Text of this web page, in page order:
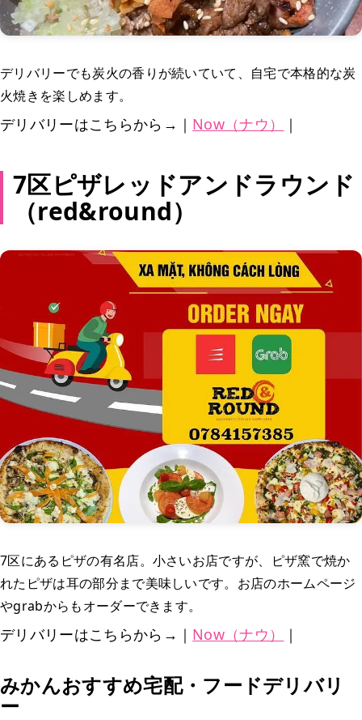
デリバリーでも炭火の香りが続いていて、自宅で本格的な炭
火焼きを楽しめます。
デリバリーはこちらから→｜ Now（ナウ） ｜
7区ピザレッドアンドラウンド
（red&round）
7区にあるピザの有名店。小さいお店ですが、ピザ窯で焼か
れたピザは耳の部分まで美味しいです。お店のホームページ
やgrabからもオーダーできます。
デリバリーはこちらから→｜ Now（ナウ） ｜
みかんおすすめ宅配・フードデリバリ
ー